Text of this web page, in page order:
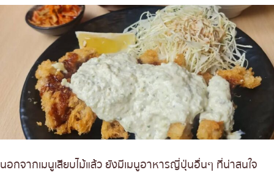
นอกจากเมนูเสียบไม้แล้ว ยังมีเมนูอาหารญี่ปุ่นอื่นๆ ที่น่าสนใจ